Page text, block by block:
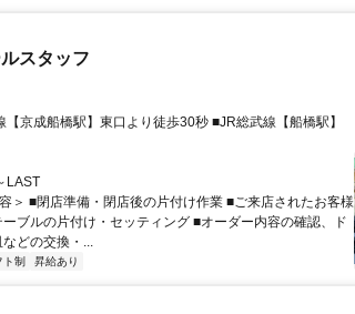
スタッフ
LAST
＞ ■閉店準備・閉店後の片付け作業 ■ご来店されたお客様
ブルの片付け・セッティング ■オーダー内容の確認、ド
どの交換・...
ト制 昇給あり